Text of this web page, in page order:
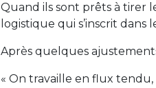
Quand ils sont prêts à tirer
logistique qui s’inscrit
Après quelques
« On travaille en flux